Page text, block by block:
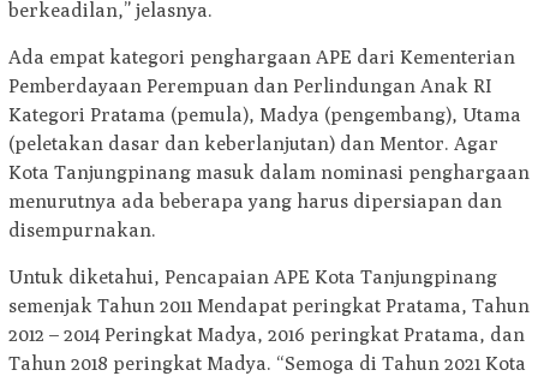
berkeadilan,” jelasnya.
Ada empat kategori penghargaan APE dari Kementerian
Pemberdayaan Perempuan dan Perlindungan Anak RI
Kategori Pratama (pemula), Madya (pengembang), Utama
(peletakan dasar dan keberlanjutan) dan Mentor. Agar
Kota Tanjungpinang masuk dalam nominasi penghargaan
menurutnya ada beberapa yang harus dipersiapan dan
disempurnakan.
Untuk diketahui, Pencapaian APE Kota Tanjungpinang
semenjak Tahun 2011 Mendapat peringkat Pratama, Tahun
2012 – 2014 Peringkat Madya, 2016 peringkat Pratama, dan
Tahun 2018 peringkat Madya. “Semoga di Tahun 2021 Kota